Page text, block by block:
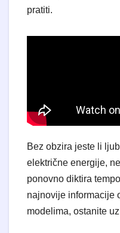
pratiti.
Bez obzira jeste li
električne energije,
ponovno diktira
najnovije informacije
modelima, ostanite uz